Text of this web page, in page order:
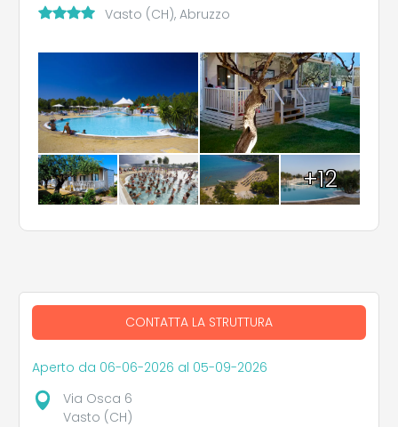
Vasto (CH), Abruzzo
+12
CONTATTA LA STRUTTURA
Aperto da 06-06-2026 al 05-09-2026
Via Osca 6
Vasto (CH)